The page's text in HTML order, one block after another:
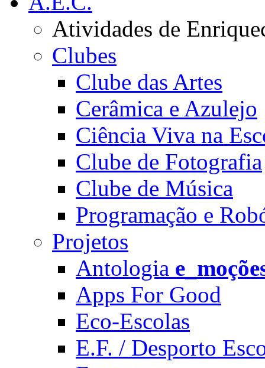
Atividades de
Clubes
Clube das Artes
Cerâmica e Azulejo
Ciência Viva na
Clube de Fotografia
Clube de Música
Programação e
Projetos
Antologia
Apps For Good
Eco-Escolas
E.F. / Desporto